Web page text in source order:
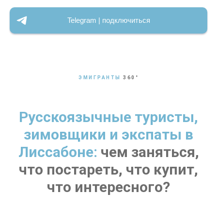
Telegram | подключиться
ЭМИГРАНТЫ 360 °
Русскоязычные туристы,
зимовщики и экспаты в
Лиссабоне: чем заняться,
что постареть, что купит,
что интересного?